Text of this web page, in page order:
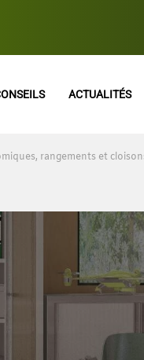
ACTUALITÉS
rangements et